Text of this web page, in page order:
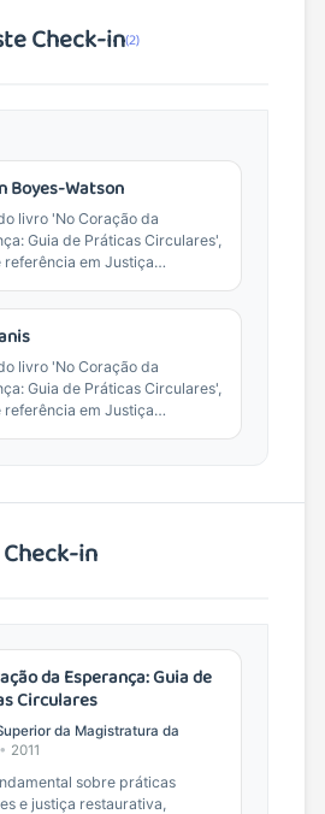
Check-in(2)
Boyes-Watson
livro 'No Coração da
Guia de Práticas Circulares',
referência em Justiça
livro 'No Coração da
Guia de Práticas Circulares',
referência em Justiça
in
da Esperança: Guia de
Circulares
da Magistratura da
• 2011
sobre práticas
e justiça restaurativa,